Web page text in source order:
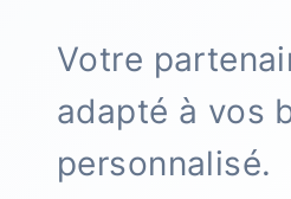
Votre
adapté à vos
personnalisé.